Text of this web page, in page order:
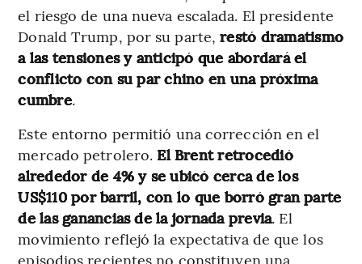
el riesgo de una nueva escalada. El presidente
Donald Trump, por su parte,restó dramatismo
a las tensiones y anticipó que abordará el
conflicto con su par chino en una próxima
cumbre.
Este entorno permitió una corrección en el
mercado petrolero. El Brent retrocedió
alrededor de 4% y se ubicó cerca de los
US$110 por barril, con lo que borró gran parte
de las ganancias de la jornada previa. El
movimiento reflejó la expectativa de que los
episodios recientes no constituyen una